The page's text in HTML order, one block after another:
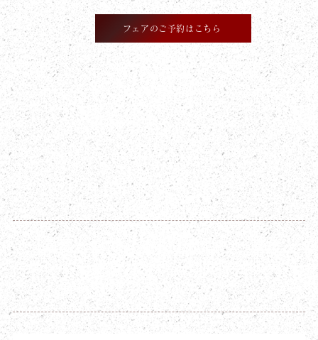
フェアのご予約はこちら
2026年7月4日
​STAFF BLOG
【重要なお知らせ】王位戦の「勝負
めし」「勝負おやつ」期間限定販売
のお知らせ